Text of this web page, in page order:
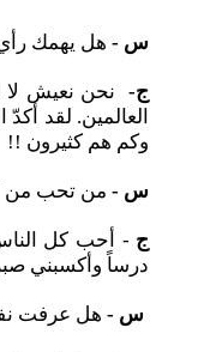
س -هل يهمك رأي
ج-
نحن نعيش لا
العالمين. لقد
وكم هم كثيرون !!
س -من تحب من
ج - أحب كل
درساً وأكسبني
س -هل عرفت